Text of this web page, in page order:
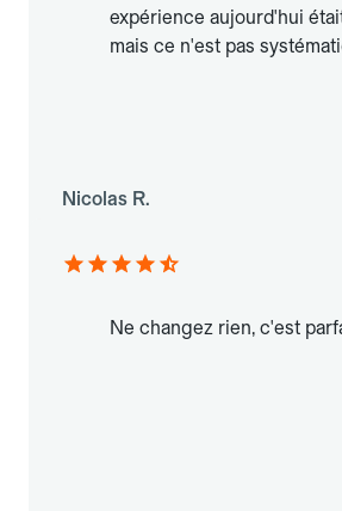
expérience aujourd'hui
mais ce n'est pas
Nicolas R.
Ne changez rien, c'est